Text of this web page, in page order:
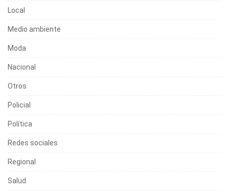
Local
Medio ambiente
Moda
Nacional
Otros
Policial
Política
Redes sociales
Regional
Salud